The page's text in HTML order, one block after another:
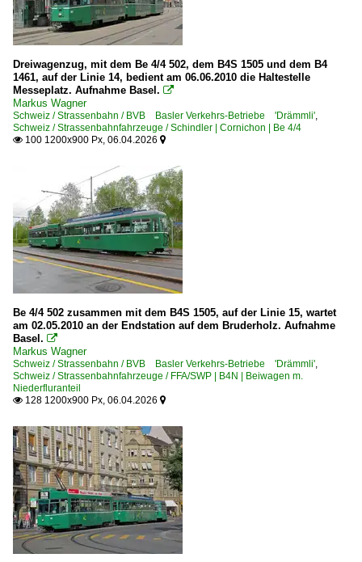
Dreiwagenzug, mit dem Be 4/4 502, dem B4S 1505 und dem B4
1461, auf der Linie 14, bedient am 06.06.2010 die Haltestelle
Messeplatz. Aufnahme Basel. 
Markus Wagner
Schweiz / Strassenbahn / BVB Basler Verkehrs-Betriebe 'Drämmli'
Schweiz / Strassenbahnfahrzeuge / Schindler | Cornichon | Be 4/4
 100 1200x900 Px, 06.04.2026 
Be 4/4 502 zusammen mit dem B4S 1505, auf der Linie 15, wartet
am 02.05.2010 an der Endstation auf dem Bruderholz. Aufnahme
Basel. 
Markus Wagner
Schweiz / Strassenbahn / BVB Basler Verkehrs-Betriebe 'Drämmli'
Schweiz / Strassenbahnfahrzeuge / FFA/SWP | B4N | Beiwagen m.
Niederfluranteil
 128 1200x900 Px, 06.04.2026 